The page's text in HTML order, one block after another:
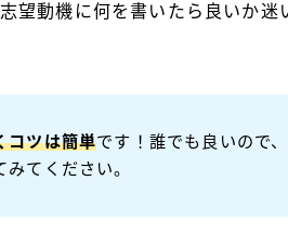
望動機に何を書いたら良いか迷
コツは簡単です！誰でも良いので
てください。